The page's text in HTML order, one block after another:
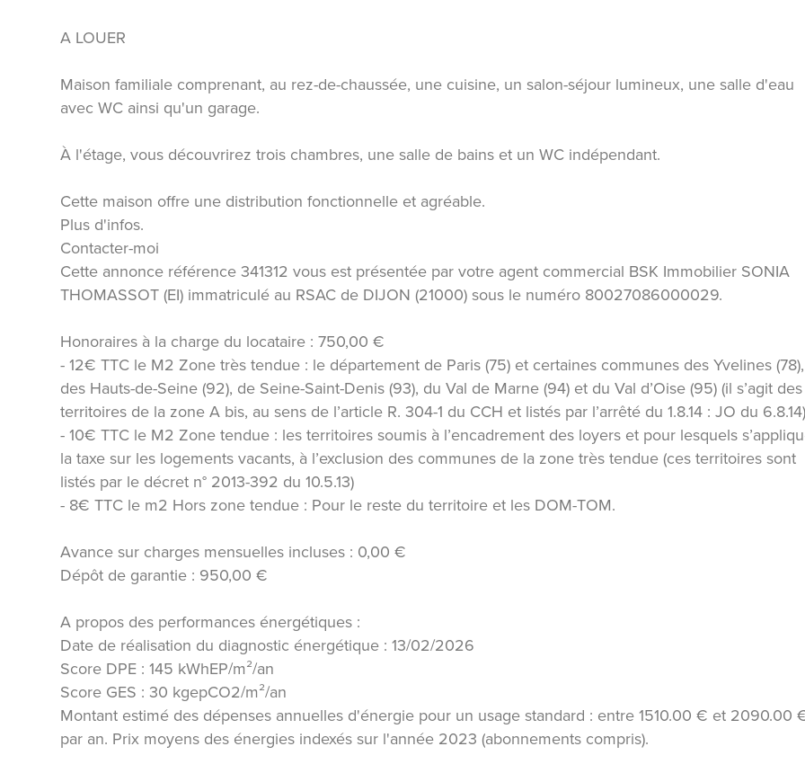
A LOUER
Maison familiale comprenant, au rez-de-chaussée, une cuisine, un salon-séjour lumineux, une salle d'eau
avec WC ainsi qu'un garage.
À l'étage, vous découvrirez trois chambres, une salle de bains et un WC indépendant.
Cette maison offre une distribution fonctionnelle et agréable.
Plus d'infos.
Contacter-moi
Cette annonce référence 341312 vous est présentée par votre agent commercial BSK Immobilier SONIA
THOMASSOT (EI) immatriculé au RSAC de DIJON (21000) sous le numéro 80027086000029.
Honoraires à la charge du locataire : 750,00 €
- 12€ TTC le M2 Zone très tendue : le département de Paris (75) et certaines communes des Yvelines (78),
des Hauts-de-Seine (92), de Seine-Saint-Denis (93), du Val de Marne (94) et du Val d’Oise (95) (il s’agit des
territoires de la zone A bis, au sens de l’article R. 304-1 du CCH et listés par l’arrêté du 1.8.14 : JO du
- 10€ TTC le M2 Zone tendue : les territoires soumis à l’encadrement des loyers et pour lesquels
la taxe sur les logements vacants, à l’exclusion des communes de la zone très tendue (ces territoires sont
listés par le décret n° 2013-392 du 10.5.13)
- 8€ TTC le m2 Hors zone tendue : Pour le reste du territoire et les DOM-TOM.
Avance sur charges mensuelles incluses : 0,00 €
Dépôt de garantie : 950,00 €
A propos des performances énergétiques :
Date de réalisation du diagnostic énergétique : 13/02/2026
Score DPE : 145 kWhEP/m²/an
Score GES : 30 kgepCO2/m²/an
Montant estimé des dépenses annuelles d'énergie pour un usage standard : entre 1510.00 € et 2090.00
par an. Prix moyens des énergies indexés sur l'année 2023 (abonnements compris).